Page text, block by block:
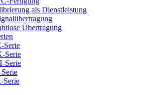
als Dienstleistung
Übertragung
Serie
Serie
Serie
Serie